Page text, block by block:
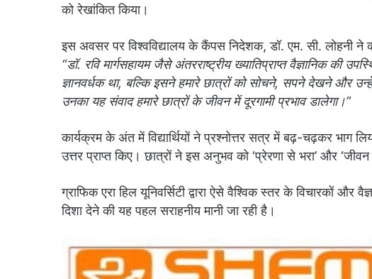
को रेखांकित किया।
इस अवसर पर विश्वविद्यालय के कैंपस निदेशक, डॉ. एम. सी. लोहनी ने
“डॉ. रवि मार्गसहायम जैसे अंतरराष्ट्रीय ख्यातिप्राप्त वैज्ञानिक की
ज्ञानवर्धक था, बल्कि इसने हमारे छात्रों को सोचने, सपने देखने और
उनका यह संवाद हमारे छात्रों के जीवन में दूरगामी प्रभाव डालेगा।”
कार्यक्रम के अंत में विद्यार्थियों ने प्रश्नोत्तर सत्र में बढ़-चढ़कर भाग
उत्तर प्राप्त किए। छात्रों ने इस अनुभव को ‘प्रेरणा से भरा’ और ‘जीवन
ग्राफिक एरा हिल यूनिवर्सिटी द्वारा ऐसे वैश्विक स्तर के विचारकों और
दिशा देने की यह पहल सराहनीय मानी जा रही है।